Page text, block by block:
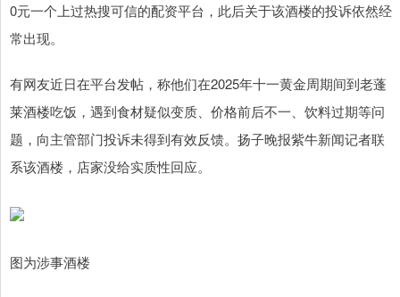
0元一个上过热搜可信的配资平台，此后关于该酒楼的投诉依然经
常出现。
有网友近日在平台发帖，称他们在2025年十一黄金周期间到老蓬
莱酒楼吃饭，遇到食材疑似变质、价格前后不一、饮料过期等问
题，向主管部门投诉未得到有效反馈。扬子晚报紫牛新闻记者联
系该酒楼，店家没给实质性回应。
图为涉事酒楼